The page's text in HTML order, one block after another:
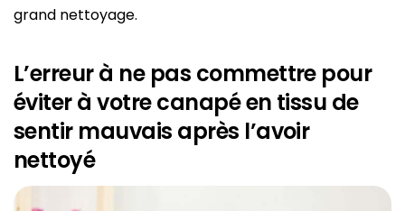
grand nettoyage.
L’erreur à ne pas commettre pour
éviter à votre canapé en tissu de
sentir mauvais après l’avoir
nettoyé